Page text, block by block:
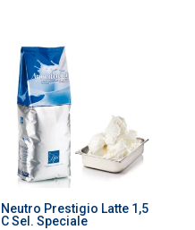
Neutro Prestigio Latte 1,5
C Sel. Speciale